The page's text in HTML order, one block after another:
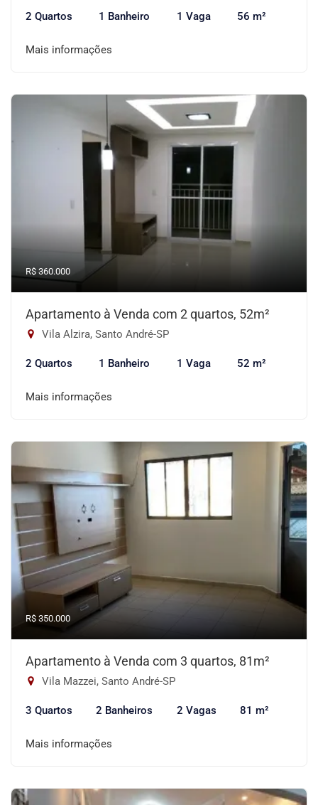
2 Quartos 1 Banheiro 1 Vaga 56 m²
Mais informações
R$ 360.000
Apartamento à Venda com 2 quartos, 52m²
Vila Alzira, Santo André-SP
2 Quartos 1 Banheiro 1 Vaga 52 m²
Mais informações
R$ 350.000
Apartamento à Venda com 3 quartos, 81m²
Vila Mazzei, Santo André-SP
3 Quartos 2 Banheiros 2 Vagas 81 m²
Mais informações